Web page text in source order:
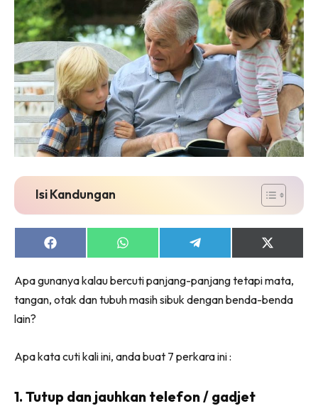
Isi Kandungan
Share
on
Share
on
Share
on
Share
on
(Twitter)
Apa gunanya kalau bercuti panjang-panjang tetapi mata,
tangan, otak dan tubuh masih sibuk dengan benda-benda
lain?
Apa kata cuti kali ini, anda buat 7 perkara ini :
1. Tutup dan jauhkan telefon / gadjet